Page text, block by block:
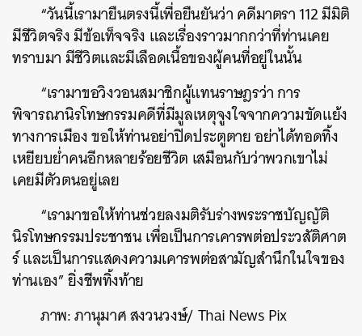
“วันนี้เรามายืนตรงนี้เพื่อยืนยันว่า คดีมาตรา 112 มีมิติ
มีชีวิตจริง มีข้อเท็จจริง และเรื่องราวมากกว่าที่ท่านเคย
ทราบมา มีชีวิตและมีเลือดเนื้อของผู้คนที่อยู่ในนั้น
“เรามาขอวิงวอนสมาชิกผู้แทนราษฎรว่า การ
พิจารณานิรโทษกรรมคดีที่มีมูลเหตุจูงใจจากความขัดแย้ง
ทางการเมือง ขอให้ท่านอย่าปิดประตูตาย อย่าได้ทอดทิ้ง
เหยียบย่ำคนอีกหลายร้อยชีวิต เสมือนกับว่าพวกเขาไม่
เคยมีตัวตนอยู่เลย
“เรามาขอให้ท่านช่วยลงมติรับร่างพระราชบัญญัติ
นิรโทษกรรมประชาชน เพื่อเป็นการเคารพต่อประวสัติศาต
ร์ และเป็นการแสดงความเคารพต่อสามัญสำนึกในใจของ
ท่านเอง” ยิ่งชีพทิ้งท้าย
ภาพ: ภานุมาศ สงวนวงษ์/ Thai News Pix